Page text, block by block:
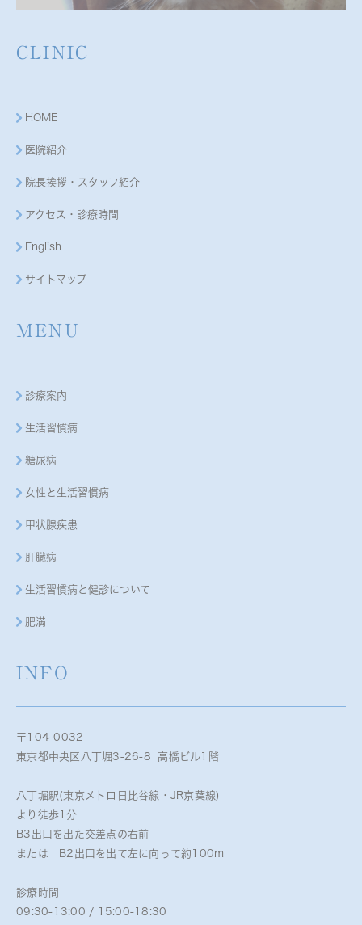
CLINIC
HOME
医院紹介
院長挨拶・スタッフ紹介
アクセス・診療時間
English
サイトマップ
MENU
診療案内
生活習慣病
糖尿病
女性と生活習慣病
甲状腺疾患
肝臓病
生活習慣病と健診について
肥満
INFO
〒104-0032
東京都中央区八丁堀3-26-8 高橋ビル1階
八丁堀駅(東京メトロ日比谷線・JR京葉線)
より徒歩1分
B3出口を出た交差点の右前
または B2出口を出て左に向って約100m
診療時間
09:30-13:00 / 15:00-18:30